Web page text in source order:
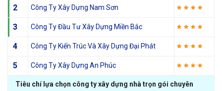
2 Công Ty Xây Dựng Nam Sơn
3 Công Ty Đầu Tư Xây Dựng Miền Bắc
4 Công Ty Kiến Trúc Và Xây Dựng Đại Phát
5 Công Ty Xây Dựng An Phúc
Tiêu chí lựa chọn công ty xây dựng nhà trọn gói chuyên